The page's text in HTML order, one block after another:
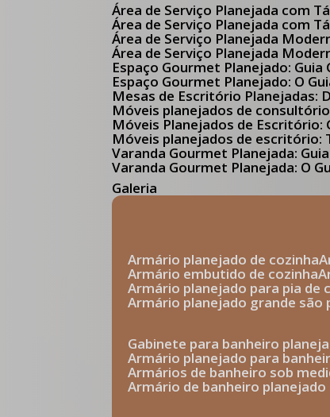
Área de Serviço Planejada com
Área de Serviço Planejada com
Área de Serviço Planejada
Área de Serviço Planejada
Espaço Gourmet Planejado:
Espaço Gourmet Planejado: O
Mesas de Escritório Planejadas:
Móveis planejados de
Móveis Planejados de
Móveis planejados de
Varanda Gourmet Planejada:
Varanda Gourmet Planejada: O
Galeria
armário planejado de cozinha
armário embutido de cozinha
armário planejado para pia de
armário planejado grande são
gabinete para banheiro
armário planejado para
armários de banheiro sob
armário de banheiro